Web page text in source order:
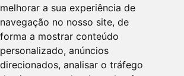
melhorar a sua experiência de
navegação no nosso site, de
forma a mostrar conteúdo
personalizado, anúncios
direcionados, analisar o tráfego
Municipal
505 - Bairro Centro - CEP: 95340-